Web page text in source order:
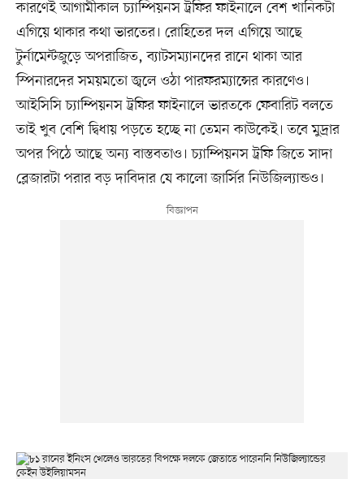
কারণেই আগামীকাল চ্যাম্পিয়নস ট্রফির ফাইনালে বেশ খানিকটা
এগিয়ে থাকার কথা ভারতের। রোহিতের দল এগিয়ে আছে
টুর্নামেন্টজুড়ে অপরাজিত, ব্যাটসম্যানদের রানে থাকা আর
স্পিনারদের সময়মতো জ্বলে ওঠা পারফরম্যান্সের কারণেও।
আইসিসি চ্যাম্পিয়নস ট্রফির ফাইনালে ভারতকে ফেবারিট বলতে
তাই খুব বেশি দ্বিধায় পড়তে হচ্ছে না তেমন কাউকেই। তবে মুদ্রার
অপর পিঠে আছে অন্য বাস্তবতাও। চ্যাম্পিয়নস ট্রফি জিতে সাদা
ব্লেজারটা পরার বড় দাবিদার যে কালো জার্সির নিউজিল্যান্ডও।